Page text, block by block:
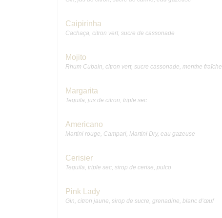
Caipirinha
Cachaça, citron vert, sucre de cassonade
Mojito
Rhum Cubain, citron vert, sucre cassonade, menthe fraîche
Margarita
Tequila, jus de citron, triple sec
Americano
Martini rouge, Campari, Martini Dry, eau gazeuse
Cerisier
Tequila, triple sec, sirop de cerise, pulco
Pink Lady
Gin, citron jaune, sirop de sucre, grenadine, blanc d’œuf